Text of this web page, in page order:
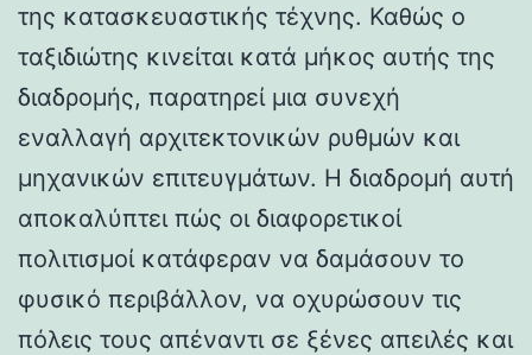
της κατασκευαστικής τέχνης. Καθώς ο
ταξιδιώτης κινείται κατά μήκος αυτής της
διαδρομής, παρατηρεί μια συνεχή
εναλλαγή αρχιτεκτονικών ρυθμών και
μηχανικών επιτευγμάτων. Η διαδρομή αυτή
αποκαλύπτει πώς οι διαφορετικοί
πολιτισμοί κατάφεραν να δαμάσουν το
φυσικό περιβάλλον, να οχυρώσουν τις
πόλεις τους απέναντι σε ξένες απειλές και